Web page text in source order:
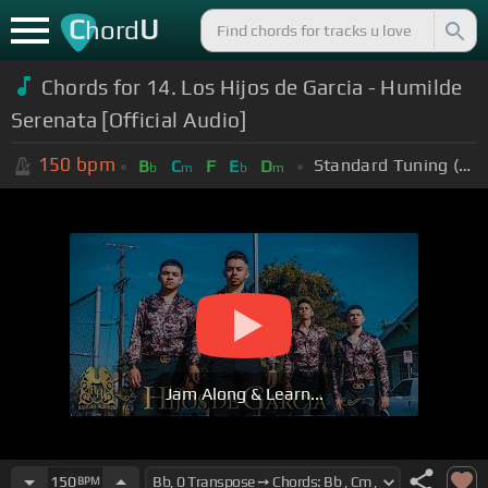
ChordU
Chords for 14. Los Hijos de Garcia - Humilde
Serenata [Official Audio]
150 bpm Bb Cm F Eb Dm Standard Tuning (EADGBE)
Jam Along & Learn...
150BPM